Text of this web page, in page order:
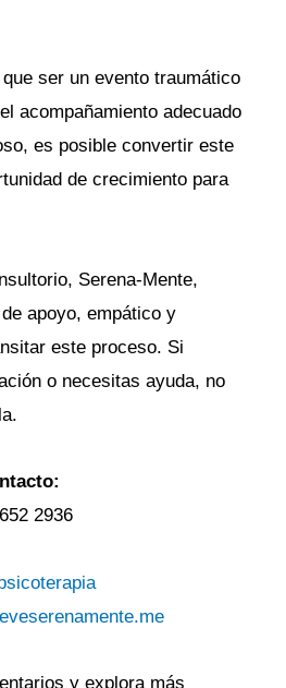
ser un evento traumático
acompañamiento adecuado
es posible convertir este
de crecimiento para
Serena-Mente,
apoyo, empático y
este proceso. Si
o necesitas ayuda, no
2936
y explora más